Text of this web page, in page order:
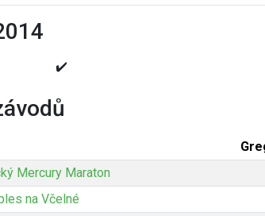
✔️
Mercury Maraton
na Včelné